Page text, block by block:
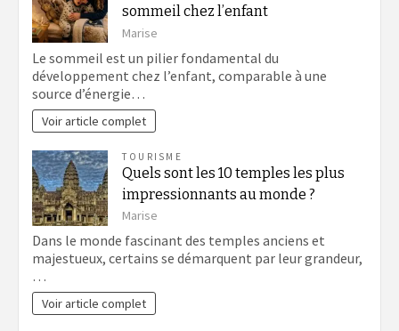
sommeil chez l’enfant
Marise
Le sommeil est un pilier fondamental du
développement chez l’enfant, comparable à une
source d’énergie…
Voir article complet
TOURISME
Quels sont les 10 temples les plus
impressionnants au monde ?
Marise
Dans le monde fascinant des temples anciens et
majestueux, certains se démarquent par leur grandeur,
…
Voir article complet